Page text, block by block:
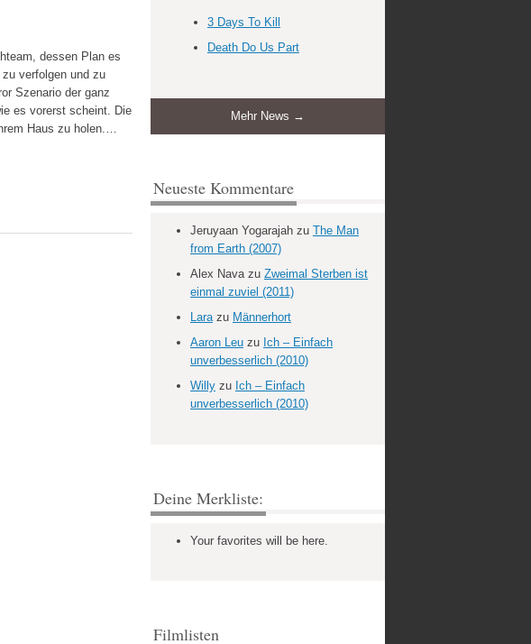
dessen Plan es
verfolgen und zu
Szenario der ganz
es vorerst scheint. Die
Haus zu holen.…
3 Days To Kill
Death Do Us Part
Mehr News →
Neueste Kommentare
Jeruyaan Yogarajah zu The Man
from Earth (2007)
Alex Navazu Zweimal Sterben ist
einmal zuviel (2011)
Larazu Männerhort
Aaron Leu zu Ich – Einfach
unverbesserlich (2010)
Willy zu Ich – Einfach
unverbesserlich (2010)
Deine Merkliste:
Your favorites will be here.
Filmlisten